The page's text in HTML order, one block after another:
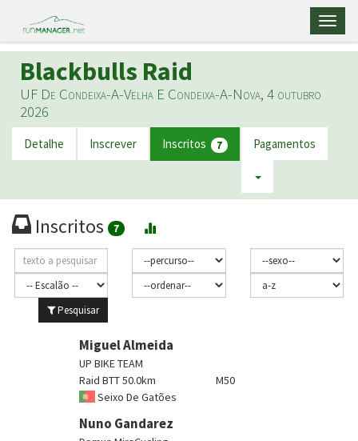
Blackbulls Raid
UF De Condeixa-A-Velha E Condeixa-A-Nova, 4 outubro
2026
Detalhe Inscrever Inscritos 7 Pagamentos
Inscritos 7
Pesquisar
Miguel Almeida
UP BIKE TEAM
Raid BTT 50.0km
M50
Seixo De Gatões
Nuno Gandarez